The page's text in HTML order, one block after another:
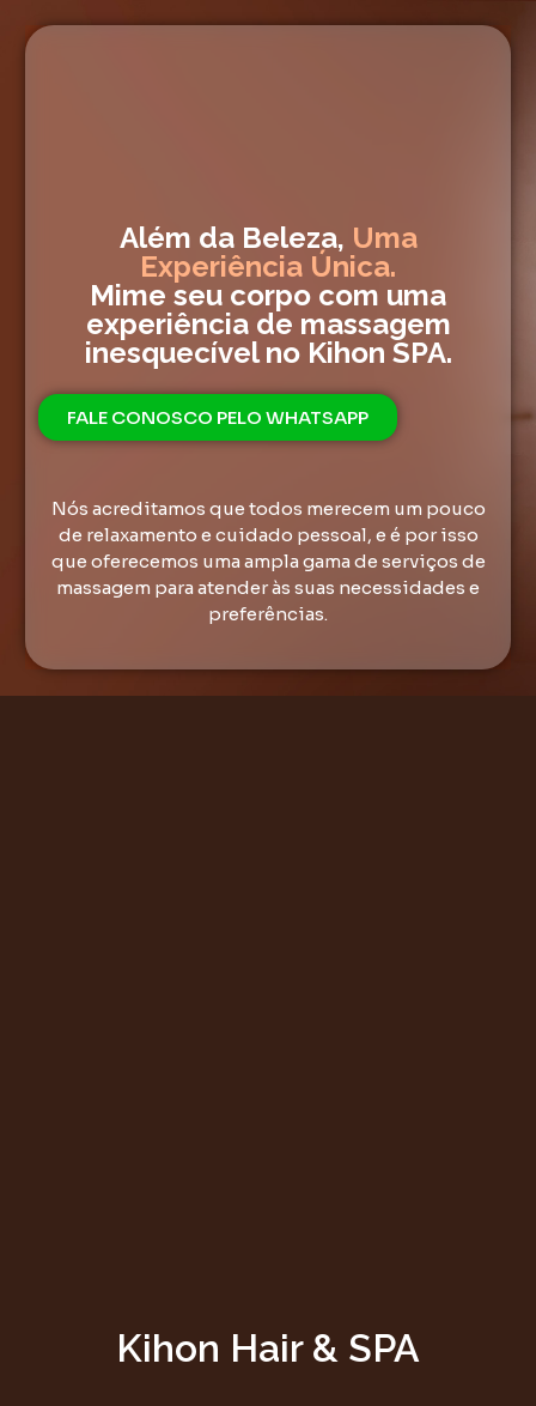
Além da Beleza, Uma
Experiência Única.
Mime seu corpo com uma
experiência de massagem
inesquecível no Kihon SPA.
FALE CONOSCO PELO WHATSAPP
Nós acreditamos que todos merecem um pouco
de relaxamento e cuidado pessoal, e é por isso
que oferecemos uma ampla gama de serviços de
massagem para atender às suas necessidades e
preferências.
Kihon Hair & SPA